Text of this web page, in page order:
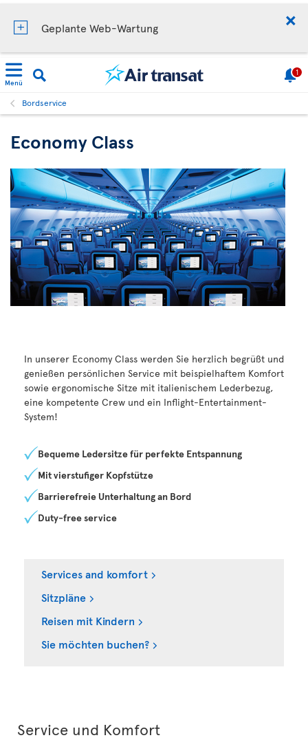
Geplante Web-Wartung
Menü
1
Bordservice
Economy Class
In unserer Economy Class werden Sie herzlich begrüßt und
genießen persönlichen Service mit beispielhaftem Komfort
sowie ergonomische Sitze mit italienischem Lederbezug,
eine kompetente Crew und ein Inflight-Entertainment-
System!
Bequeme Ledersitze für perfekte Entspannung
Mit vierstufiger Kopfstütze
Barrierefreie Unterhaltung an Bord
Duty-free service
Services and komfort
Sitzpläne
Reisen mit Kindern
Sie möchten buchen?
Service und Komfort